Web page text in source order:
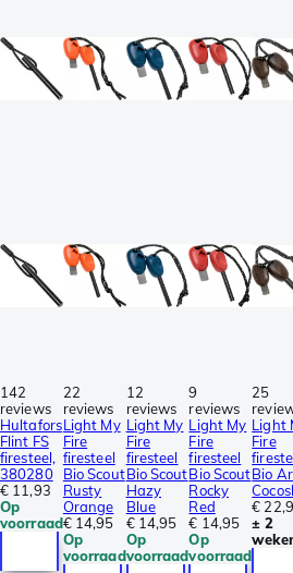
142
reviews
Hultafors
Flint FS
firesteel,
380280
€ 11,93
Op
voorraad
22
reviews
Light My
Fire
firesteel
Bio Scout
Rusty
Orange
€ 14,95
Op
voorraad
12
reviews
Light My
Fire
firesteel
Bio Scout
Hazy
Blue
€ 14,95
Op
voorraad
9
reviews
Light My
Fire
firesteel
Bio Scout
Rocky
Red
€ 14,95
Op
voorraad
25
Light
Fire
Bio
€
± 2